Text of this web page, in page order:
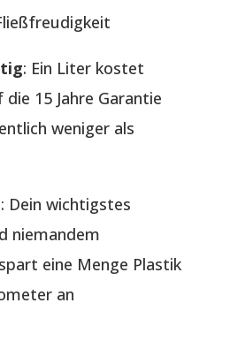
: Ein Liter kostet
15 Jahre Garantie
weniger als
: Dein wichtigstes
niemandem
eine Menge Plastik
an